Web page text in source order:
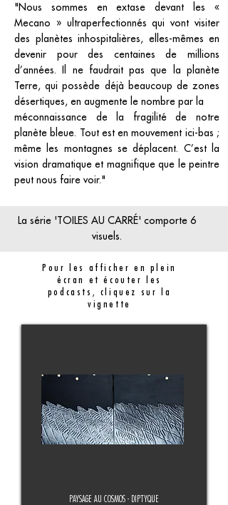
"Nous sommes en extase devant les «
Mecano » ultraperfectionnés qui vont visiter
des planètes inhospitalières, elles-mêmes en
devenir pour des centaines de millions
d’années. Il ne faudrait pas que la planète
Terre, qui possède déjà beaucoup de zones
désertiques, en augmente le nombre par la
méconnaissance de la fragilité de notre
planète bleue. Tout est en mouvement ici-bas ;
même les montagnes se déplacent. C’est la
vision dramatique et magnifique que le peintre
peut nous faire voir."
La série 'TOILES AU CARRÉ' comporte 6
visuels.
Pour les afficher en plein
écran et écouter les
podcasts, cliquez sur la
vignette
PAYSAGE AU COSMOS - DIPTYQUE